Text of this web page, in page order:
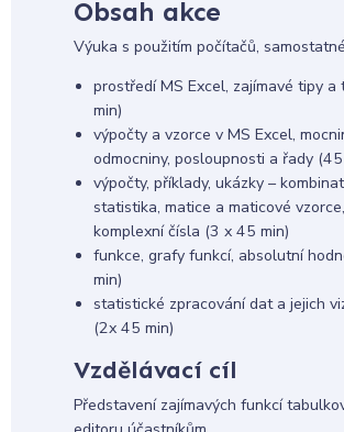
Obsah akce
Výuka s použitím počítačů,
prostředí MS Excel, zajímavé tipy a
min)
výpočty a vzorce v MS Excel,
odmocniny, posloupnosti a řady
výpočty, příklady, ukázky –
statistika, matice a maticové vzorce,
komplexní čísla (3 x 45 min)
funkce, grafy funkcí, absolutní
min)
statistické zpracování dat a jejich
(2x 45 min)
Vzdělávací cíl
Představení zajímavých funkcí